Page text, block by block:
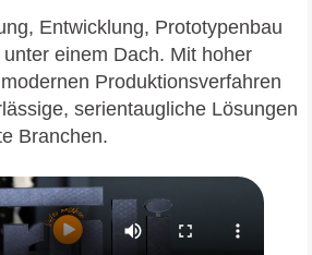
Entwicklung, Prototypenbau
einem Dach. Mit hoher
Produktionsverfahren
serientaugliche Lösungen
Branchen.